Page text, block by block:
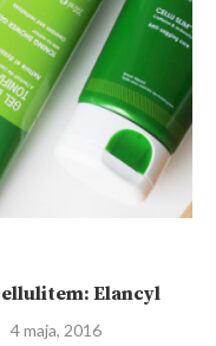
Elancyl
4 maja, 2016